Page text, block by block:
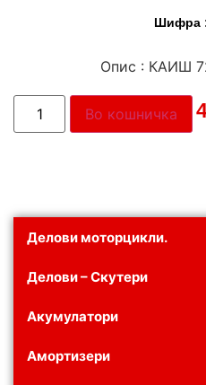
Делови моторцикли.
Делови – Скутери
Акумулатори
Амортизери
Шифра
Опис : КАИШ
Цена:
Во кошничка